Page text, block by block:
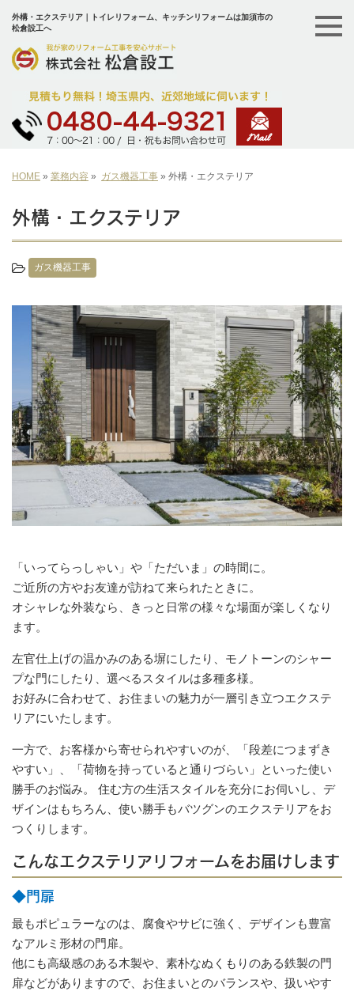
外構・エクステリア｜トイレリフォーム、キッチンリフォームは加須市の
松倉設工へ
HOME » 業務内容 » ガス機器工事 » 外構・エクステリア
外構・エクステリア
ガス機器工事
「いってらっしゃい」や「ただいま」の時間に。
ご近所の方やお友達が訪ねて来られたときに。
オシャレな外装なら、きっと日常の様々な場面が楽しくなり
ます。
左官仕上げの温かみのある塀にしたり、モノトーンのシャー
プな門にしたり、選べるスタイルは多種多様。
お好みに合わせて、お住まいの魅力が一層引き立つエクステ
リアにいたします。
一方で、お客様から寄せられやすいのが、「段差につまずき
やすい」、「荷物を持っていると通りづらい」といった使い
勝手のお悩み。 住む方の生活スタイルを充分にお伺いし、デ
ザインはもちろん、使い勝手もバツグンのエクステリアをお
つくりします。
こんなエクステリアリフォームをお届けします
◆門扉
最もポピュラーなのは、腐食やサビに強く、デザインも豊富
なアルミ形材の門扉。
他にも高級感のある木製や、素朴なぬくもりのある鉄製の門
扉などがありますので、お住まいとのバランスや、扱いやす